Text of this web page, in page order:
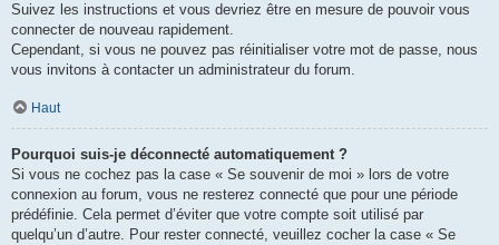
Suivez les instructions et vous devriez être en mesure de pouvoir vous
connecter de nouveau rapidement.
Cependant, si vous ne pouvez pas réinitialiser votre mot de passe, nous
vous invitons à contacter un administrateur du forum.
Haut
Pourquoi suis-je déconnecté automatiquement ?
Si vous ne cochez pas la case « Se souvenir de moi » lors de votre
connexion au forum, vous ne resterez connecté que pour une période
prédéfinie. Cela permet d’éviter que votre compte soit utilisé par
quelqu’un d’autre. Pour rester connecté, veuillez cocher la case « Se